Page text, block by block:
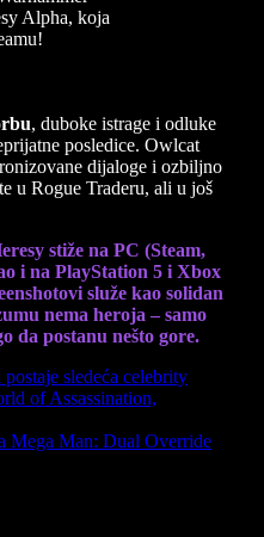
, duboke istrage i odluke
posledice. Owlcat
dijaloge i ozbiljno
u Rogue Traderu, ali u još
stiže na PC (Steam,
i na PlayStation 5 i Xbox
služe kao solidan
nema heroja – samo
da postanu nešto gore.
sledeća celebrity
of Assassination,
Mega Man: Dual Override